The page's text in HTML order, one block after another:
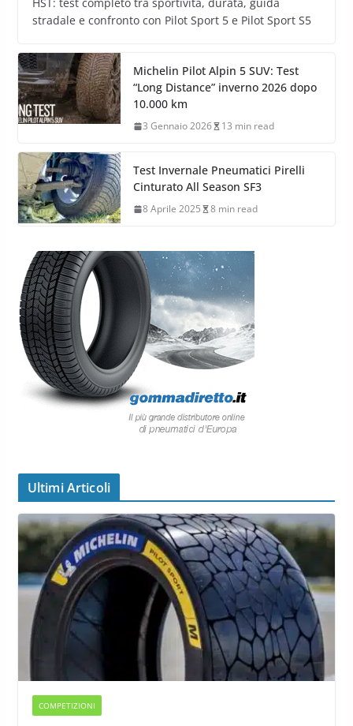
stradale e confronto con Pilot Sport 5 e Pilot Sport S5
Michelin Pilot Alpin 5 SUV: Test
“Long Distance” inverno 2026 dopo
10.000 km
3 Gennaio 2026 13 min read
Test Invernale Pneumatici Pirelli
Cinturato All Season SF3
8 Aprile 2025 8 min read
Ultimi Articoli
COMPETIZIONI